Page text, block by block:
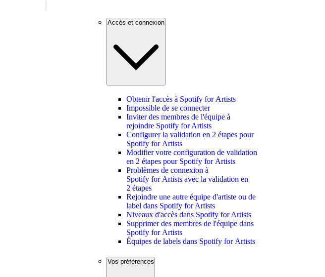
Accès et connexion
Obtenir l'accès à Spotify for Artists
Impossible de se connecter
Inviter des membres de l'équipe à
rejoindre Spotify for Artists
Configurer la validation en 2 étapes pour
Spotify for Artists
Modifier votre configuration de validation
en 2 étapes pour Spotify for Artists
Problèmes de connexion à
Spotify for Artists avec la validation en
2 étapes
Rejoindre une autre équipe d'artiste ou de
label dans Spotify for Artists
Niveaux d'accès dans Spotify for Artists
Supprimer des membres de l'équipe dans
Spotify for Artists
Équipes de labels dans Spotify for Artists
Vos préférences